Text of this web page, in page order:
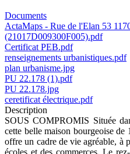
Documents
ActaMaps - Rue de l'Elan 53
(21017D009300F005).pdf
Certificat PEB.pdf
renseignements urbanistiques.pdf
plan urbanisme.jpg
PU 22.178 (1).pdf
PU 22.178.jpg
ceretificat électrique.pdf
Description
SOUS COMPROMIS Située
cette belle maison bourgeoise de
offre un cadre de vie agréable, à
écoles et des commerces. Le